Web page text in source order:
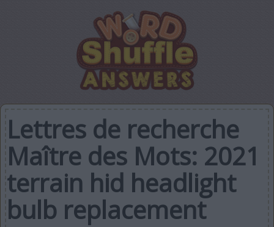
Lettres de recherche
Maître des Mots: 2021
terrain hid headlight
bulb replacement